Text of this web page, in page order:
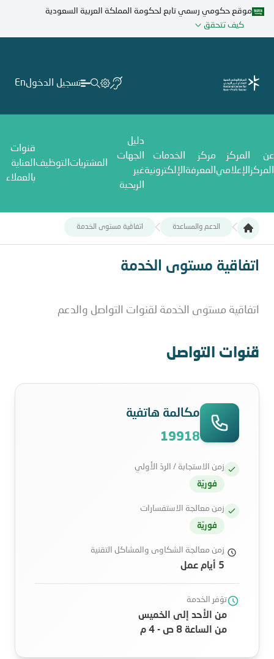
تجاوز
المحتوى
موقع حكومي رسمي تابع لحكومة المملكة العربية السعودية
كيف تتحقق
تسجيل الدخولEn
عن
المركز
المركز
الإعلامي
مركز
المعرفة
الخدمات
الإلكترونية
دليل
الجهات
غير
الربحية
المشتريات التوظيف
قنوات
العناية
بالعملاء
الدعم والمساعدة اتفاقية مستوى الخدمة​
اتفاقية مستوى الخدمة​
اتفاقية مستوى الخدمة لقنوات التواصل والدعم
قنوات التواصل
مكالمة هاتفية
19918
زمن الاستجابة / الردّ الأولي
فوريّة
زمن معالجة الاستفسارات
فوريّة
زمن معالجة الشكاوى والمشاكل التقنية
5 أيام عمل
توّفر الخدمة
من الأحد إلى الخميس
من الساعة 8 ص - 4 م